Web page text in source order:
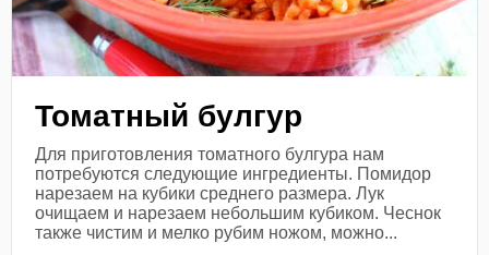
Томатный булгур
Для приготовления томатного булгура нам
потребуются следующие ингредиенты. Помидор
нарезаем на кубики среднего размера. Лук
очищаем и нарезаем небольшим кубиком. Чеснок
также чистим и мелко рубим ножом, можно...